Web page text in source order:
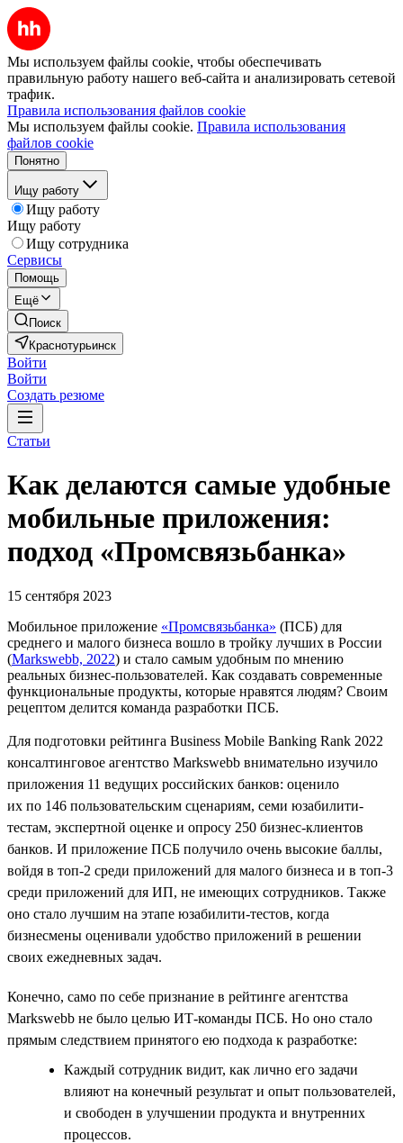
Мы используем файлы cookie, чтобы обеспечивать
правильную работу нашего веб-сайта и анализировать сетевой
трафик.
Правила использования файлов cookie
Мы используем файлы cookie. Правила использования
файлов cookie
Понятно
Ищу работу
Ищу работу
Ищу работу
Ищу сотрудника
Сервисы
Помощь
Ещё
Поиск
Краснотурьинск
Войти
Войти
Создать резюме
Статьи
Как делаются самые удобные
мобильные приложения:
подход «Промсвязьбанка»
15 сентября 2023
Мобильное приложение «Промсвязьбанка» (ПСБ) для
среднего и малого бизнеса вошло в тройку лучших в России
(Markswebb, 2022) и стало самым удобным по мнению
реальных бизнес-пользователей. Как создавать современные
функциональные продукты, которые нравятся людям? Своим
рецептом делится команда разработки ПСБ.
Для подготовки рейтинга Business Mobile Banking Rank 2022
консалтинговое агентство Markswebb внимательно изучило
приложения 11 ведущих российских банков: оценило
их по 146 пользовательским сценариям, семи юзабилити-
тестам, экспертной оценке и опросу 250 бизнес-клиентов
банков. И приложение ПСБ получило очень высокие баллы,
войдя в топ-2 среди приложений для малого бизнеса и в топ-3
среди приложений для ИП, не имеющих сотрудников. Также
оно стало лучшим на этапе юзабилити-тестов, когда
бизнесмены оценивали удобство приложений в решении
своих ежедневных задач.
Конечно, само по себе признание в рейтинге агентства
Markswebb не было целью ИТ-команды ПСБ. Но оно стало
прямым следствием принятого ею подхода к разработке:
Каждый сотрудник видит, как лично его задачи
влияют на конечный результат и опыт пользователей,
и свободен в улучшении продукта и внутренних
процессов.